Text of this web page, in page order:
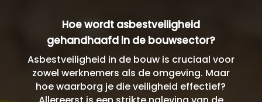
Hoe wordt asbestveiligheid
gehandhaafd in de bouwsector?
Asbestveiligheid in de bouw is cruciaal voor
zowel werknemers als de omgeving. Maar
hoe waarborg je die veiligheid effectief?